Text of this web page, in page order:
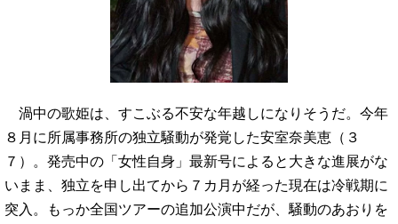
渦中の歌姫は、すこぶる不安な年越しになりそうだ。今年
８月に所属事務所の独立騒動が発覚した安室奈美恵（３
７）。発売中の「女性自身」最新号によると大きな進展がな
いまま、独立を申し出てから７カ月が経った現在は冷戦期に
突入。もっか全国ツアーの追加公演中だが、騒動のあおりを